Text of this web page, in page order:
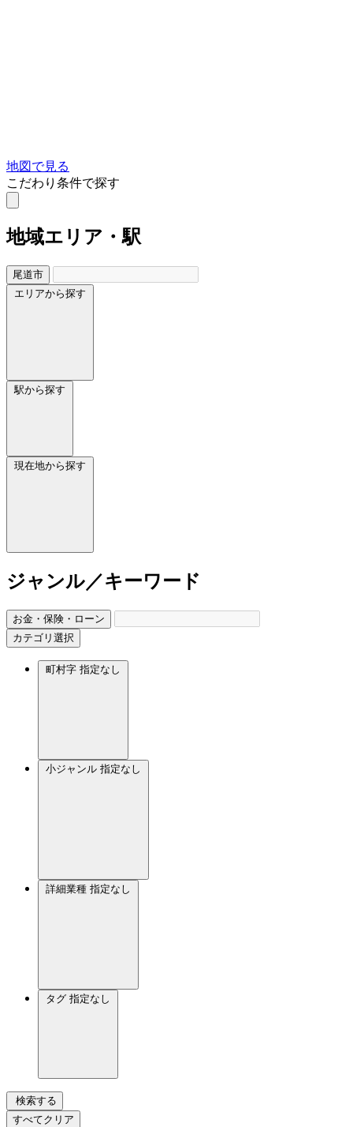
地図で見る
こだわり条件で探す
地域エリア・駅
尾道市
エリアから探す
駅から探す
現在地から探す
ジャンル／キーワード
お金・保険・ローン
カテゴリ選択
町村字 指定なし
小ジャンル 指定なし
詳細業種 指定なし
タグ 指定なし
検索する
すべてクリア